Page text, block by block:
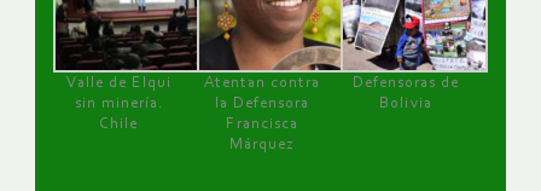
Valle de Elqui
sin minería.
Chile
Atentan contra
la Defensora
Francisca
Márquez
Defensoras de
Bolivia